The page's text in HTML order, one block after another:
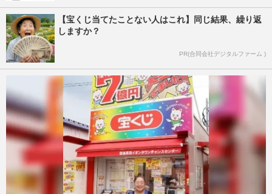
【宝くじ当てたことない人はこれ】同じ結果、繰り返
しますか？
PR(合同会社デジタルファーム )